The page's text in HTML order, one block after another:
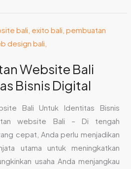
Website Bali
Bisnis Digital
Bali Untuk Identitas Bisnis
website Bali – Di tengah
cepat, Anda perlu menjadikan
utama untuk meningkatkan
usaha Anda menjangkau